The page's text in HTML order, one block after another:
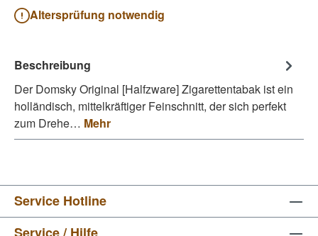
Altersprüfung notwendig
Beschreibung
Der Domsky Original [Halfzware] Zigarettentabak ist ein
holländisch, mittelkräftiger Feinschnitt, der sich perfekt
zum Drehe… Mehr
Service Hotline